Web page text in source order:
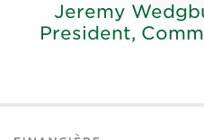
Jeremy
President,